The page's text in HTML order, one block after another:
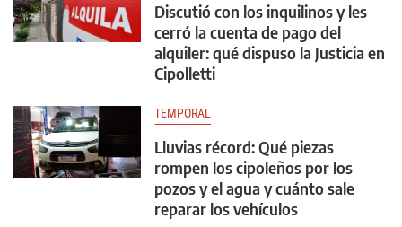
Discutió con los inquilinos y les
cerró la cuenta de pago del
alquiler: qué dispuso la Justicia en
Cipolletti
TEMPORAL
Lluvias récord: Qué piezas
rompen los cipoleños por los
pozos y el agua y cuánto sale
reparar los vehículos